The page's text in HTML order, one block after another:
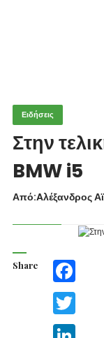
Ειδήσεις
Στην
BMW i5
Από:Aλέξανδρος
Share
Twitter
LinkedIn